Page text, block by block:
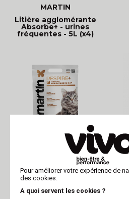
MARTIN
Litière agglomérante
Absorbe+ - urines
fréquentes - 5L (x4)
Litière agglomérante
Respire+ - confort
Pour améliorer votre expérience de
des cookies.
A quoi servent les cookies ?